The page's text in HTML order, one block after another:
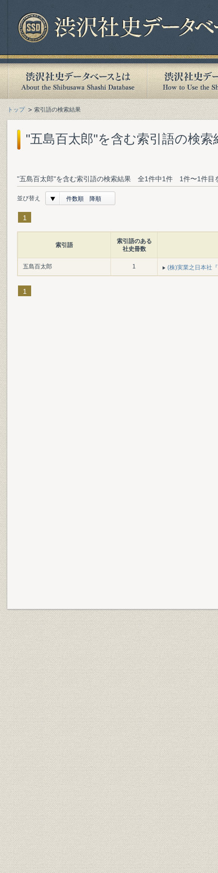
トップ 索引語の検索結果
"五島百太郎"を含む索引語の検索
"五島百太郎"を含む索引語の検索結果 全1件中1件 1件〜1件目
並び替え 件数順 降順
1
索引語
索引語のある
社史冊数
五島百太郎 1 (株)実業之日本社
1